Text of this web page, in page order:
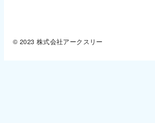
© 2023 株式会社アークスリー